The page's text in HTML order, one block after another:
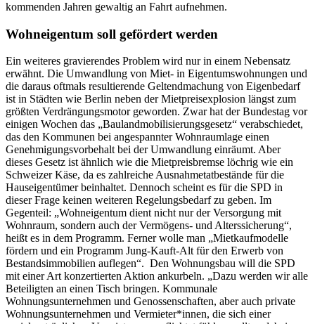
kommenden Jahren gewaltig an Fahrt aufnehmen.
Wohneigentum soll gefördert werden
Ein weiteres gravierendes Problem wird nur in einem Nebensatz
erwähnt. Die Umwandlung von Miet- in Eigentumswohnungen und
die daraus oftmals resultierende Geltendmachung von Eigenbedarf
ist in Städten wie Berlin neben der Mietpreisexplosion längst zum
größten Verdrängungsmotor geworden. Zwar hat der Bundestag vor
einigen Wochen das „Baulandmobilisierungsgesetz“ verabschiedet,
das den Kommunen bei angespannter Wohnraumlage einen
Genehmigungsvorbehalt bei der Umwandlung einräumt. Aber
dieses Gesetz ist ähnlich wie die Mietpreisbremse löchrig wie ein
Schweizer Käse, da es zahlreiche Ausnahmetatbestände für die
Hauseigentümer beinhaltet. Dennoch scheint es für die SPD in
dieser Frage keinen weiteren Regelungsbedarf zu geben. Im
Gegenteil: „Wohneigentum dient nicht nur der Versorgung mit
Wohnraum, sondern auch der Vermögens- und Alterssicherung“,
heißt es in dem Programm. Ferner wolle man „Mietkaufmodelle
fördern und ein Programm Jung-Kauft-Alt für den Erwerb von
Bestandsimmobilien auflegen“. Den Wohnungsbau will die SPD
mit einer Art konzertierten Aktion ankurbeln. „Dazu werden wir alle
Beteiligten an einen Tisch bringen. Kommunale
Wohnungsunternehmen und Genossenschaften, aber auch private
Wohnungsunternehmen und Vermieter*innen, die sich einer